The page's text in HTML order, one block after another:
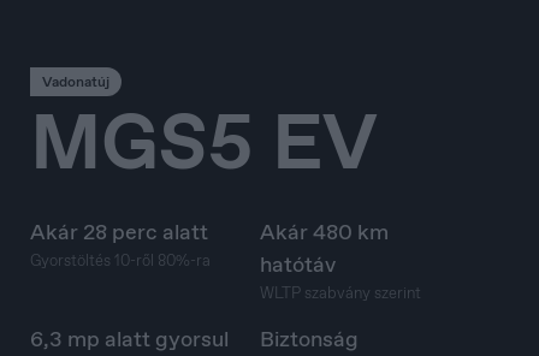
België
Nederlands
Vadonatúj
MGS5 EV
Akár 28 perc alatt
Gyorstöltés 10-ről 80%-ra
Akár 480 km
hatótáv
WLTP szabvány szerint
6,3 mp alatt gyorsul
Biztonság